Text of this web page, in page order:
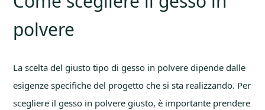
polvere
La scelta del giusto tipo di gesso in polvere dipende dalle
esigenze specifiche del progetto che si sta realizzando. Per
scegliere il gesso in polvere giusto, è importante prendere